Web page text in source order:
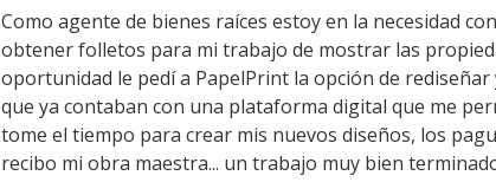
Como agente de bienes raíces estoy en la necesidad
obtener folletos para mi trabajo de mostrar las
oportunidad le pedí a PapelPrint la opción de
que ya contaban con una plataforma digital que me
tome el tiempo para crear mis nuevos diseños, los
recibo mi obra maestra... un trabajo muy bien